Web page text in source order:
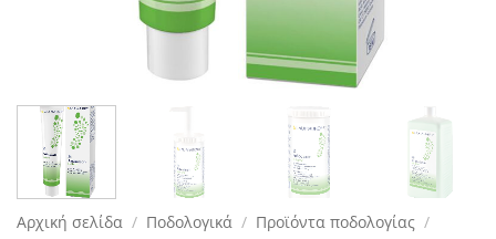
Αρχική σελίδα / Ποδολογικά / Προϊόντα ποδολογίας /